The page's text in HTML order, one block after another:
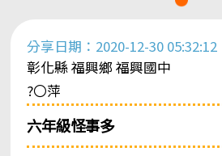
分享日期：2020-12-30 05:32:12
彰化縣 福興鄉 福興國中
?〇萍
六年級怪事多